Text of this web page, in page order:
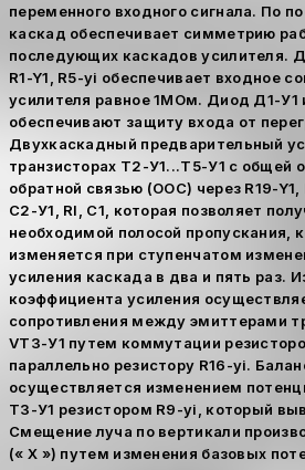
переменного входного сигнала. По
каскад обеспечивает симметрию
последующих каскадов усилителя.
R1-Y1, R5-yi обеспечивает входное
усилителя равное 1МОм. Диод Д1-У1
обеспечивают защиту входа от
Двухкаскадный предварительный
транзисторах Т2-У1...Т5-У1 с общей
обратной связью (ООС) через R19-Y1,
С2-У1, Rl, C1, которая позволяет
необходимой полосой пропускания,
изменяется при ступенчатом
усиления каскада в два и пять раз.
коэффициента усиления
сопротивления между эмиттерами
VT3-У1 путем коммутации
параллельно резистору R16-yi.
осуществляется изменением
ТЗ-У1 резистором R9-yi, который
Смещение луча по вертикали
(« X ») путем изменения базовых